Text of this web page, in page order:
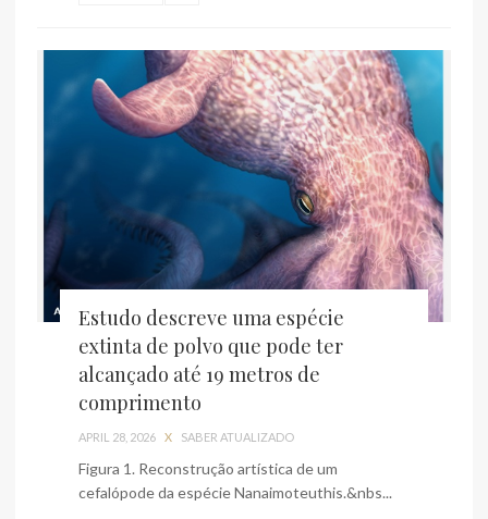
Estudo descreve uma espécie
extinta de polvo que pode ter
alcançado até 19 metros de
comprimento
APRIL 28, 2026 X SABER ATUALIZADO
Figura 1. Reconstrução artística de um
cefalópode da espécie Nanaimoteuthis.&nbs...